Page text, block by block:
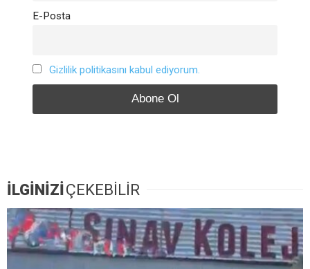
E-Posta
Gizlilik politikasını kabul ediyorum.
İLGİNİZİÇEKEBİLİR